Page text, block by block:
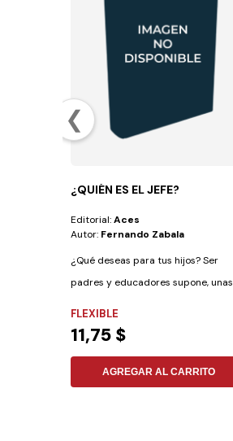
❮
¿QUIÉN ES EL JEFE?
Editorial:Aces
Autor: Fernando Zabala
¿Qué deseas para tus hijos? Ser
padres y educadores supone, unas
FLEXIBLE
11,75 $
AGREGAR AL CARRITO